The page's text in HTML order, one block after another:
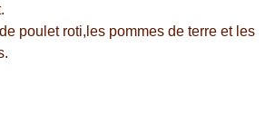
poulet roti,les pommes de terre et les